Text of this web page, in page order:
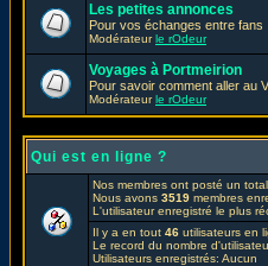
Les petites annonces
Pour vos échanges entre fans
Modérateurle rOdeur
Voyages à Portmeirion
Pour savoir comment aller au
Modérateurle rOdeur
Qui est en ligne ?
Nos membres ont posté un
Nous avons 3519 membres
L'utilisateur enregistré le plus
Il y a en tout 46 utilisateurs en
Le record du nombre
Utilisateurs enregistrés: Aucun